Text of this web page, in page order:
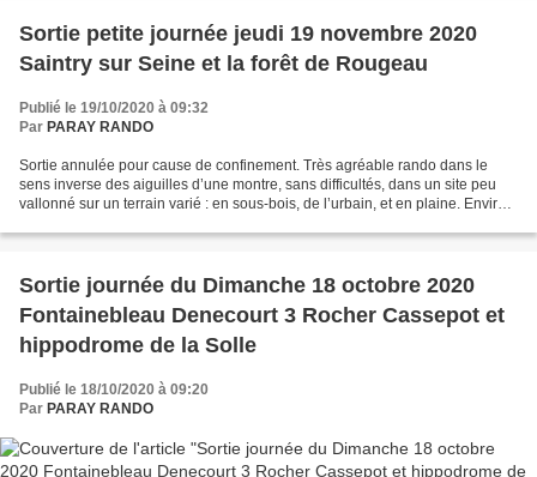
Sortie petite journée jeudi 19 novembre 2020
Saintry sur Seine et la forêt de Rougeau
Publié le 19/10/2020 à 09:32
Par PARAY RANDO
Sortie annulée pour cause de confinement. Très agréable rando dans le
sens inverse des aiguilles d’une montre, sans difficultés, dans un site peu
vallonné sur un terrain varié : en sous-bois, de l’urbain, et en plaine. Environ
Sortie journée du Dimanche 18 octobre 2020
Fontainebleau Denecourt 3 Rocher Cassepot et
hippodrome de la Solle
Publié le 18/10/2020 à 09:20
Par PARAY RANDO